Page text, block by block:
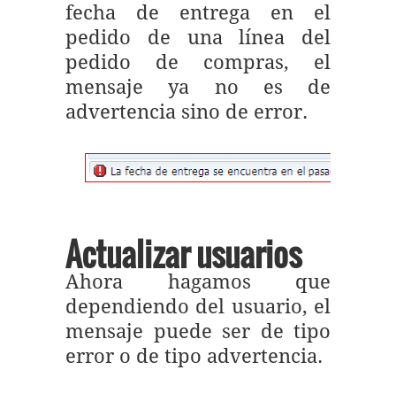
fecha de entrega en el
pedido de una línea del
pedido de compras, el
mensaje ya no es de
advertencia sino de error.
Actualizar usuarios
Ahora hagamos que
dependiendo del usuario, el
mensaje puede ser de tipo
error o de tipo advertencia.